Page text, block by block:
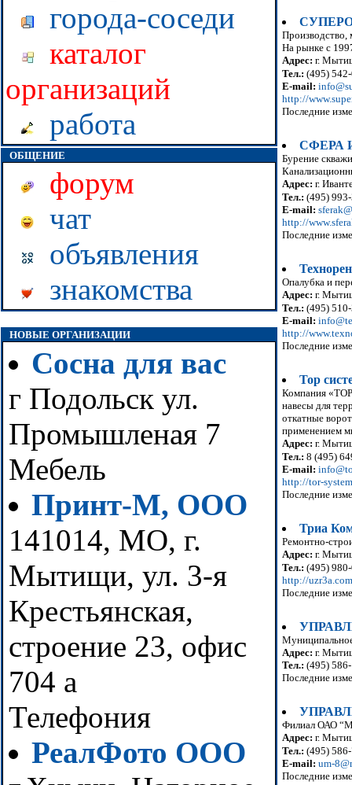
города-соседи
каталог
организаций
работа
ОБЩЕНИЕ
форум
чат
объявления
знакомства
НОВЫЕ ОРГАНИЗАЦИИ
Сосна для вас
г Подольск ул.
Промышленая 7
Мебель
Принт-М, ООО
141014, МО, г.
Мытищи, ул. 3-я
Крестьянская,
строение 23, офис
704 а
Телефония
РеалФото ООО
Производство,
На рынке с
Адрес: г.
Тел.: (495)
E-mail:
http://
Последние
СФЕРА
Бурение
Адрес: г.
Тел.: (495)
E-mail:
http://
Последние
Опалубка и
Адрес: г.
Тел.: (495)
E-mail:
http://
Последние
Тор
Компания «ТОР
навесы для
откатные
применением
Адрес: г.
Тел.: 8 (495)
E-mail:
http://tor-
Последние
Триа
Ремонтно-
Адрес: г.
Тел.: (495)
http://
Последние
Адрес: г.
Тел.: (495)
Последние
Филиал ОАО
Адрес: г.
Тел.: (495)
E-mail: um-
Последние